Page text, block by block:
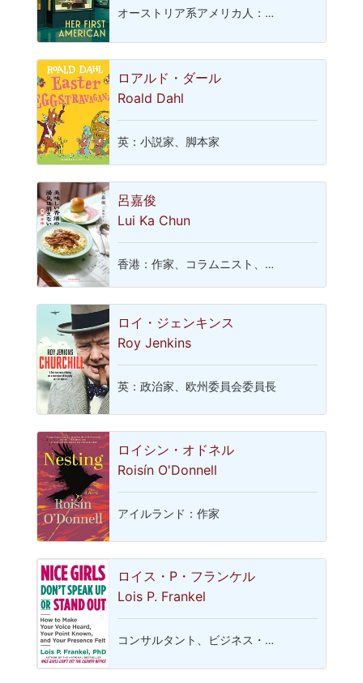
オーストリア系アメリカ人：…
ロアルド・ダール
Roald Dahl
英：小説家、脚本家
呂嘉俊
Lui Ka Chun
香港：作家、コラムニスト、…
ロイ・ジェンキンス
Roy Jenkins
英：政治家、欧州委員会委員長
ロイシン・オドネル
Roisín O'Donnell
アイルランド：作家
ロイス・P・フランケル
Lois P. Frankel
コンサルタント、ビジネス・…